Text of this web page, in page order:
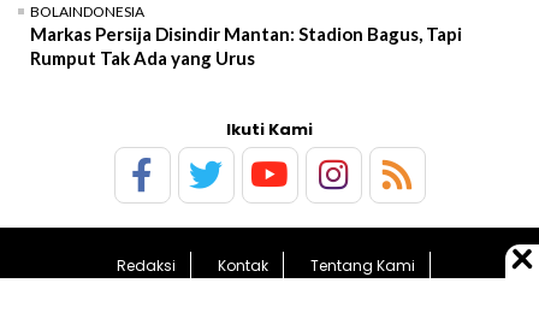
BOLAINDONESIA
Markas Persija Disindir Mantan: Stadion Bagus, Tapi
Rumput Tak Ada yang Urus
Ikuti Kami
Redaksi Kontak
Tentang Kami